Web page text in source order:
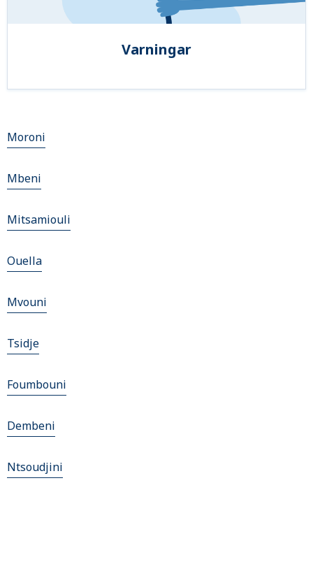
Varningar
Moroni
Mbeni
Mitsamiouli
Ouella
Mvouni
Tsidje
Foumbouni
Dembeni
Ntsoudjini